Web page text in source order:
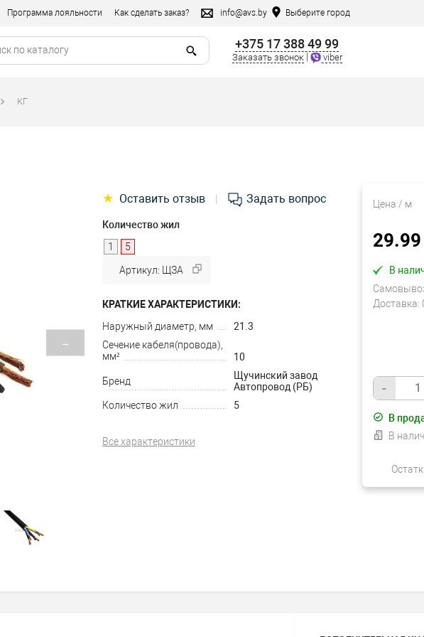
Программа лояльности Как сделать заказ? info@avs.by Выберите город
+375 17 388 49 99
Заказать звонок viber
КГ
→
Цена / м
В
Доставка:
-
В
В
★ Оставить отзыв Задать вопрос
Количество жил
1
5
Артикул: ЩЗА
КРАТКИЕ ХАРАКТЕРИСТИКИ:
Наружный диаметр, мм
21.3
Сечение кабеля(провода),
мм²
10
Бренд
Щучинский завод
Автопровод (РБ)
Количество жил
5
Все характеристики